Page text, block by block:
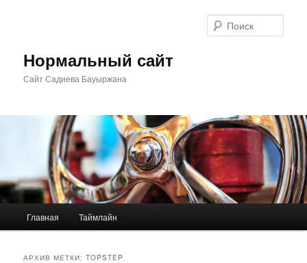
Нормальный сайт
Сайт Садиева Бауыржана
Главная Таймлайн
АРХИВ МЕТКИ:TOPSTEP